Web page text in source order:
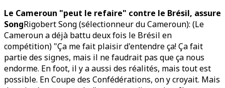
Le Cameroun "peut le refaire" contre le Brésil, assure
SongRigobert Song (sélectionneur du Cameroun): (Le
Cameroun a déjà battu deux fois le Brésil en
compétition) "Ça me fait plaisir d'entendre ça! Ça fait
partie des signes, mais il ne faudrait pas que ça nous
endorme. En foot, il y a aussi des réalités, mais tout est
possible. En Coupe des Confédérations, on y croyait. Mais